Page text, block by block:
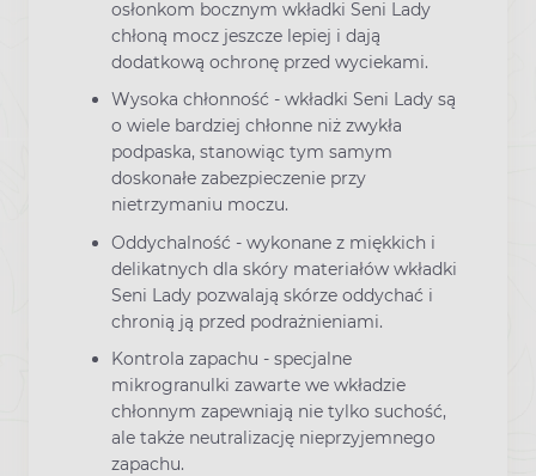
osłonkom bocznym wkładki Seni Lady
chłoną mocz jeszcze lepiej i dają
dodatkową ochronę przed wyciekami.
Wysoka chłonność - wkładki Seni Lady są
o wiele bardziej chłonne niż zwykła
podpaska, stanowiąc tym samym
doskonałe zabezpieczenie przy
nietrzymaniu moczu.
Oddychalność - wykonane z miękkich i
delikatnych dla skóry materiałów wkładki
Seni Lady pozwalają skórze oddychać i
chronią ją przed podrażnieniami.
Kontrola zapachu - specjalne
mikrogranulki zawarte we wkładzie
chłonnym zapewniają nie tylko suchość,
ale także neutralizację nieprzyjemnego
zapachu.